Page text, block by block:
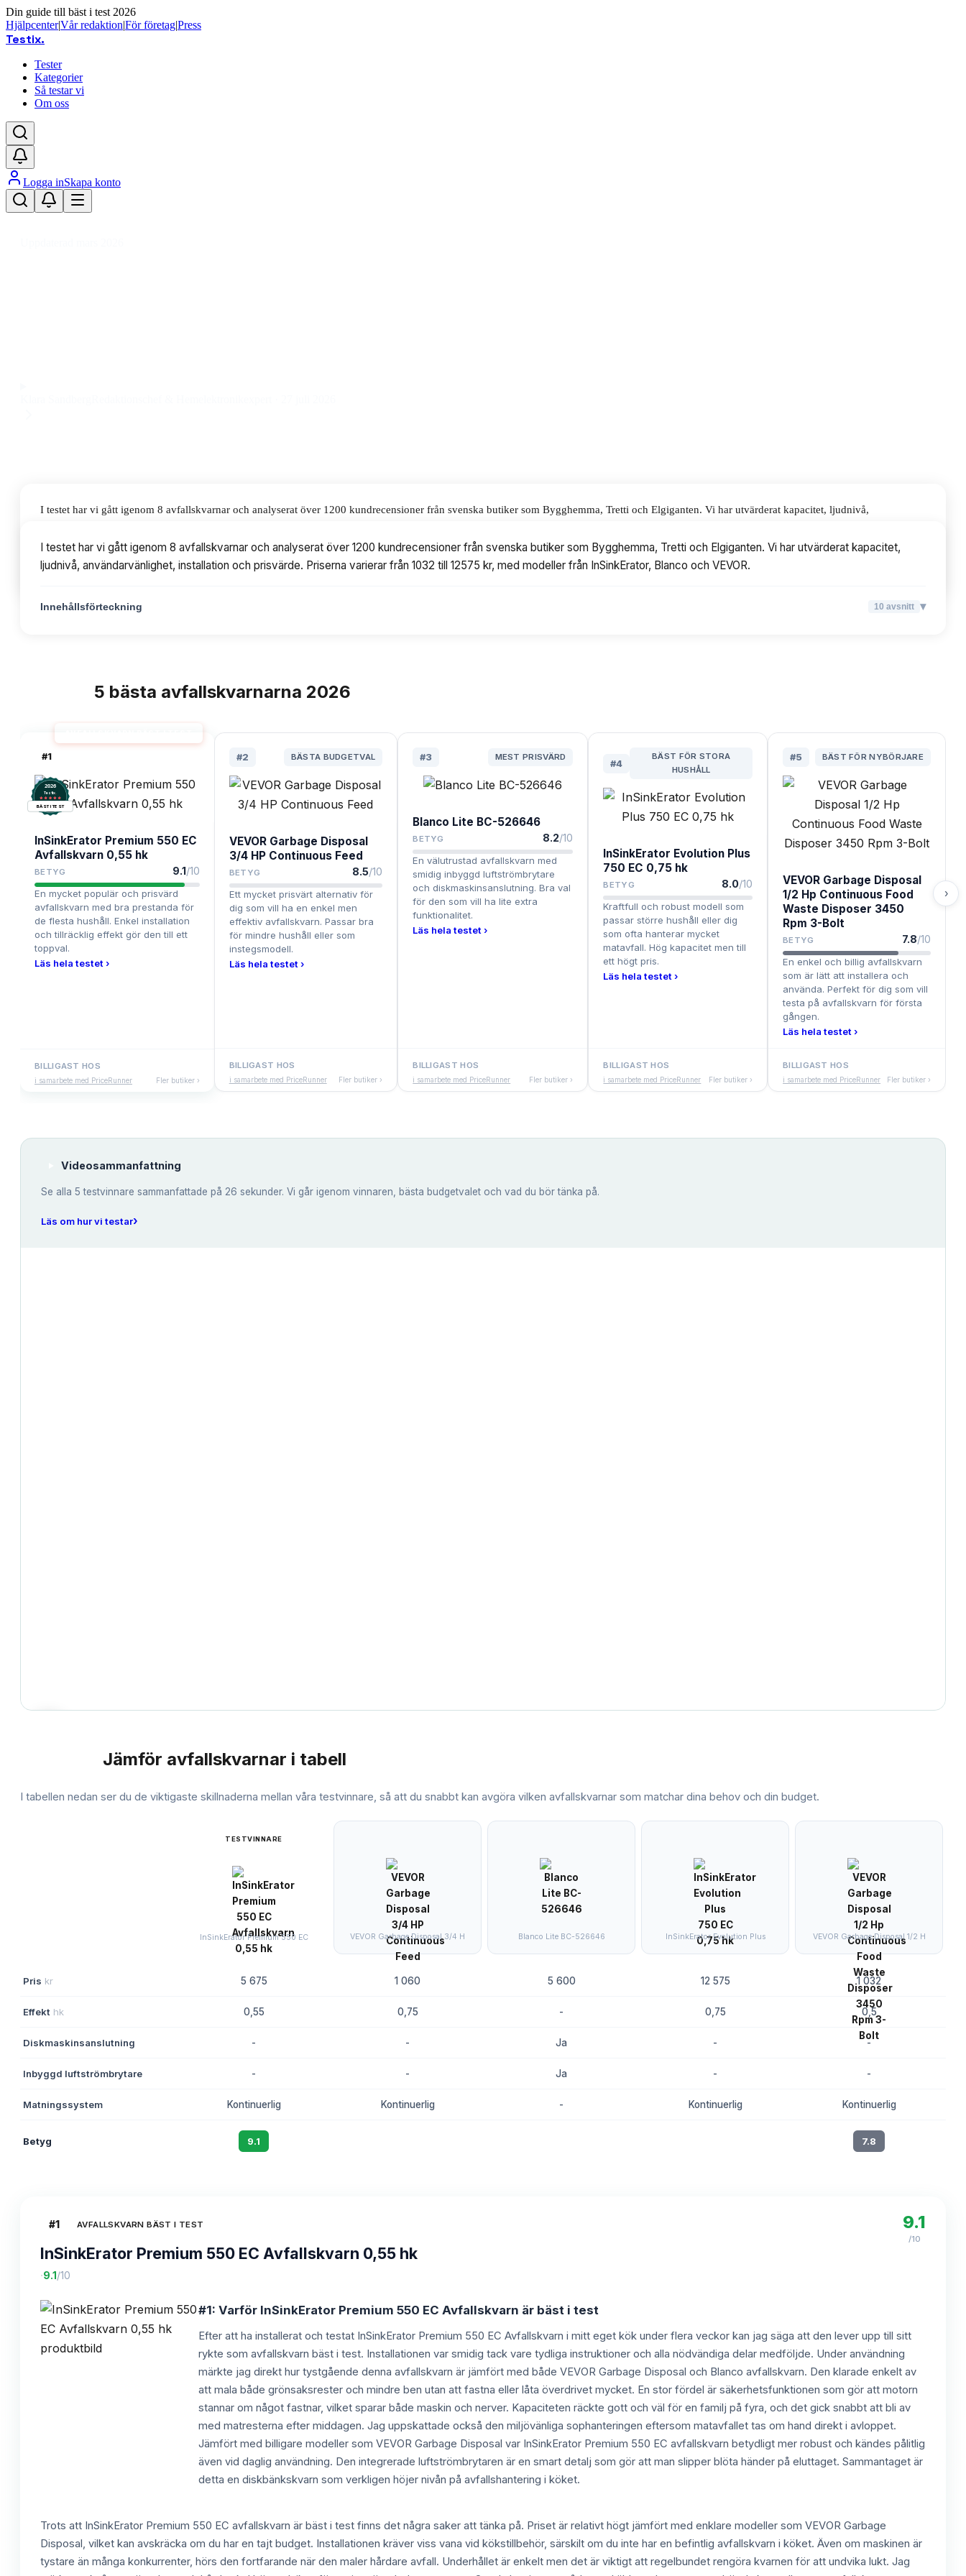
Din guide till bäst i test 2026
Hjälpcenter|Vår redaktion|För företag|Press
Testix.
Tester
Kategorier
Så testar vi
Om oss
Logga inSkapa konto
I testet har vi gått igenom 8 avfallskvarnar och analyserat över 1200 kundrecensioner från svenska butiker som Bygghemma, Tretti och Elgiganten. Vi har utvärderat kapacitet, ljudnivå,
Innehållsförteckning
I testet har vi gått igenom 8 avfallskvarnar och analyserat över 1200 kundrecensioner från svenska butiker som Bygghemma, Tretti och Elgiganten. Vi har utvärderat kapacitet,
ljudnivå, användarvänlighet, installation och prisvärde. Priserna varierar från 1032 till 12575 kr, med modeller från InSinkErator, Blanco och VEVOR.
Innehållsförteckning 10 avsnitt ▾
5 bästa avfallskvarnarna 2026
#1
2026
Testix.
BÄST I TEST
InSinkErator Premium 550 EC
Avfallskvarn 0,55 hk
BETYG 9.1/10
En mycket populär och prisvärd
avfallskvarn med bra prestanda för
de flesta hushåll. Enkel installation
och tillräcklig effekt gör den till ett
toppval.
Läs hela testet ›
BILLIGAST HOS
i samarbete med PriceRunner Fler butiker ›
#2 BÄSTA BUDGETVAL
VEVOR Garbage Disposal
3/4 HP Continuous Feed
BETYG 8.5/10
Ett mycket prisvärt alternativ för
dig som vill ha en enkel men
effektiv avfallskvarn. Passar bra
för mindre hushåll eller som
instegsmodell.
Läs hela testet ›
BILLIGAST HOS
i samarbete med PriceRunner Fler butiker ›
#3 MEST PRISVÄRD
Blanco Lite BC-526646
BETYG 8.2/10
En välutrustad avfallskvarn med
smidig inbyggd luftströmbrytare
och diskmaskinsanslutning. Bra val
för den som vill ha lite extra
funktionalitet.
Läs hela testet ›
BILLIGAST HOS
i samarbete med PriceRunner Fler butiker ›
#4
BÄST FÖR STORA
HUSHÅLL
InSinkErator Evolution Plus
750 EC 0,75 hk
BETYG 8.0/10
Kraftfull och robust modell som
passar större hushåll eller dig
som ofta hanterar mycket
matavfall. Hög kapacitet men till
ett högt pris.
Läs hela testet ›
BILLIGAST HOS
i samarbete med PriceRunner Fler butiker ›
#5 BÄST FÖR NYBÖRJARE
VEVOR Garbage Disposal
1/2 Hp Continuous Food
Waste Disposer 3450
Rpm 3-Bolt
BETYG 7.8/10
En enkel och billig avfallskvarn
som är lätt att installera och
använda. Perfekt för dig som vill
testa på avfallskvarn för första
gången.
Läs hela testet ›
BILLIGAST HOS
i samarbete med PriceRunner Fler butiker ›
›
Videosammanfattning
Se alla 5 testvinnare sammanfattade på 26 sekunder. Vi går igenom vinnaren, bästa budgetvalet och vad du bör tänka på.
Läs om hur vi testar›
Jämför avfallskvarnar i tabell
I tabellen nedan ser du de viktigaste skillnaderna mellan våra testvinnare, så att du snabbt kan avgöra vilken avfallskvarnar som matchar dina behov och din budget.
TESTVINNARE
InSinkErator Premium 550 EC VEVOR Garbage Disposal 3/4 H Blanco Lite BC-526646 InSinkErator Evolution Plus VEVOR Garbage Disposal 1/2 H
Pris kr 5 675 1 060 5 600 12 575 1 032
Effekt hk 0,55 0,75 - 0,75 0,5
Diskmaskinsanslutning - - Ja - -
Inbyggd luftströmbrytare - - Ja - -
Matningssystem Kontinuerlig Kontinuerlig - Kontinuerlig Kontinuerlig
Betyg 9.1 7.8
#1 AVFALLSKVARN BÄST I TEST
InSinkErator Premium 550 EC Avfallskvarn 0,55 hk
·9.1 /10
9.1
/10
#1: Varför InSinkErator Premium 550 EC Avfallskvarn är bäst i test
Efter att ha installerat och testat InSinkErator Premium 550 EC Avfallskvarn i mitt eget kök under flera veckor kan jag säga att den lever upp till sitt
rykte som avfallskvarn bäst i test. Installationen var smidig tack vare tydliga instruktioner och alla nödvändiga delar medföljde. Under användning
märkte jag direkt hur tystgående denna avfallskvarn är jämfört med både VEVOR Garbage Disposal och Blanco avfallskvarn. Den klarade enkelt av
att mala både grönsaksrester och mindre ben utan att fastna eller låta överdrivet mycket. En stor fördel är säkerhetsfunktionen som gör att motorn
stannar om något fastnar, vilket sparar både maskin och nerver. Kapaciteten räckte gott och väl för en familj på fyra, och det gick snabbt att bli av
med matresterna efter middagen. Jag uppskattade också den miljövänliga sophanteringen eftersom matavfallet tas om hand direkt i avloppet.
Jämfört med billigare modeller som VEVOR Garbage Disposal var InSinkErator Premium 550 EC avfallskvarn betydligt mer robust och kändes pålitlig
även vid daglig användning. Den integrerade luftströmbrytaren är en smart detalj som gör att man slipper blöta händer på eluttaget. Sammantaget är
detta en diskbänkskvarn som verkligen höjer nivån på avfallshantering i köket.
Trots att InSinkErator Premium 550 EC avfallskvarn är bäst i test finns det några saker att tänka på. Priset är relativt högt jämfört med enklare modeller som VEVOR Garbage
Disposal, vilket kan avskräcka om du har en tajt budget. Installationen kräver viss vana vid kökstillbehör, särskilt om du inte har en befintlig avfallskvarn i köket. Även om maskinen är
tystare än många konkurrenter, hörs den fortfarande när den maler hårdare avfall. Underhållet är enkelt men det är viktigt att regelbundet rengöra kvarnen för att undvika lukt. Jag